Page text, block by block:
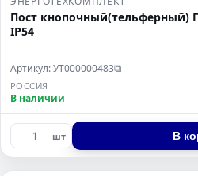
Пост кнопочный(тельферный)
IP54
Артикул: УТ000000483⧉
РОССИЯ
В наличии
шт В